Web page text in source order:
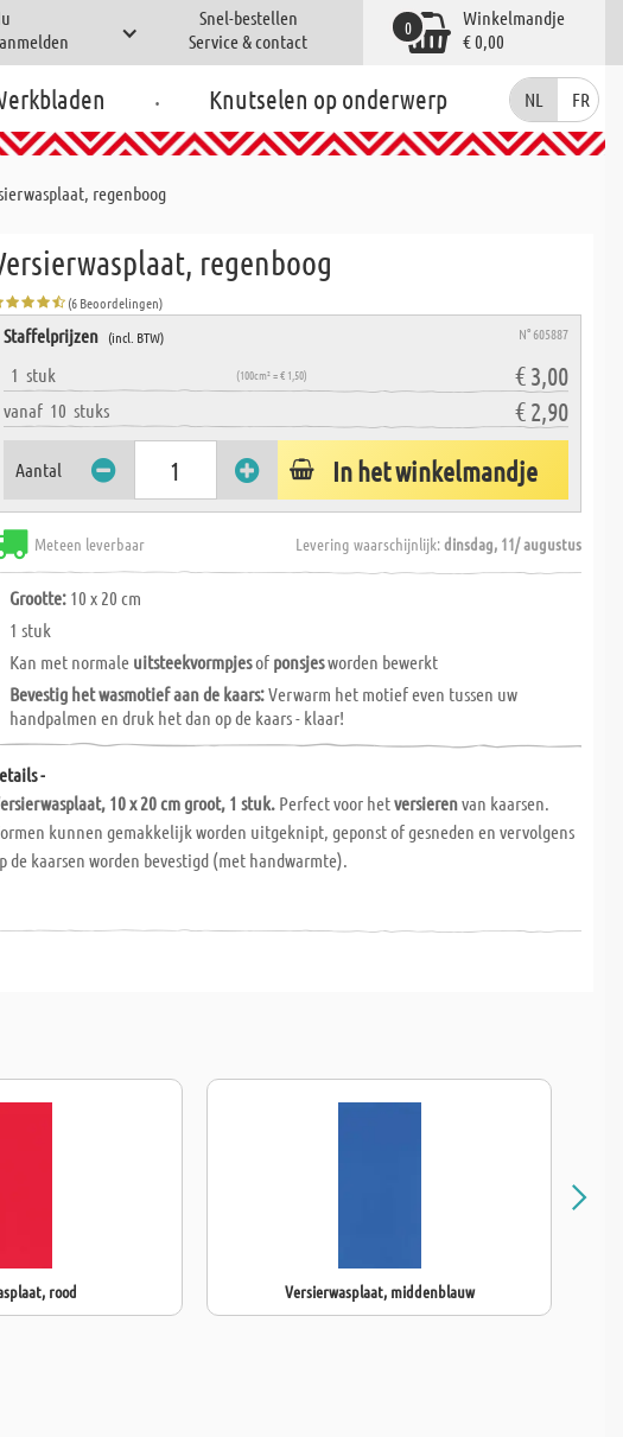
Snel-bestellen
Service & contact
Winkelmandje
€ 0,00
0
. Knutselen op onderwerp NL FR
regenboog
regenboog
(6 Beoordelingen)
Staffelprijzen (incl. BTW) N° 605887
1stuk (100cm² = € 1,50) € 3,00
vanaf 10stuks € 2,90
Aantal In het winkelmandje
Meteen leverbaar Levering waarschijnlijk:dinsdag, 11/ augustus
Grootte: 10 x 20 cm
1 stuk
Kan met normale uitsteekvormpjesof ponsjesworden bewerkt
Bevestig het wasmotief aan de kaars:Verwarm het motief even tussen uw
handpalmen en druk het dan op de kaars - klaar!
-
10 x 20 cm groot, 1 stuk. Perfect voor hetversierenvan kaarsen.
kunnen gemakkelijk worden uitgeknipt, geponst of gesneden en vervolgens
de kaarsen worden bevestigd (met handwarmte).
rood Versierwasplaat, middenblauw